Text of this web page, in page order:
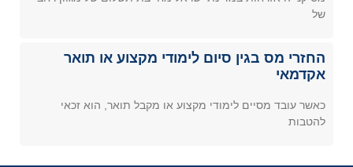
של
החזרי מס בגין סיום לימודי מקצוע או תואר
אקדמאי
כאשר עובד מסיים לימודי מקצוע או מקבל תואר, הוא זכאי
להטבות